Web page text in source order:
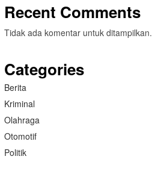
Recent Comments
Tidak ada komentar untuk ditampilkan.
Categories
Berita
Kriminal
Olahraga
Otomotif
Politik